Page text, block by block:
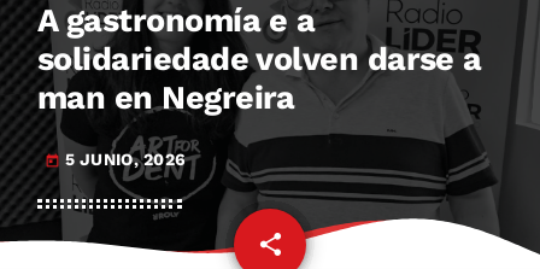
A gastronomía e a
solidariedade volven darse a
man en Negreira
today 5 JUNIO, 2026
share
email